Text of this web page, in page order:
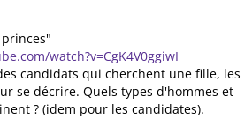
watch?v=CgK4V0ggiwI
candidats qui cherchent une fille, les
se décrire. Quels types d'hommes et
? (idem pour les candidates).